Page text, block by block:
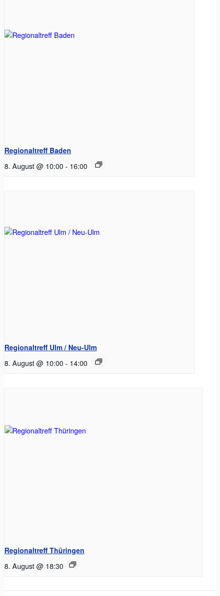
Regionaltreff Baden
8. August @ 10:00- 16:00
Regionaltreff Ulm / Neu-Ulm
8. August @ 10:00- 14:00
Regionaltreff Thüringen
8. August @ 18:30